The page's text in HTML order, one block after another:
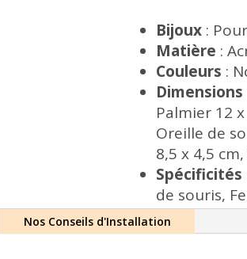
Bijoux:
Matière :
Couleurs :
Dimensions
Palmier 12
Oreille de
8,5 x 4,5
Spécificités
de souris,
Nos Conseils d'Installation